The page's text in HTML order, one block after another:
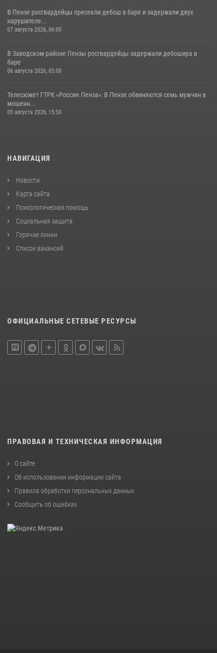
В Пензе росгвардейцы пресекли дебош в баре и задержали двух
нарушителе...
07 августа 2026, 06:00
В Заводском районе Пензы росгвардейцы задержали дебошира в
баре
06 августа 2026, 05:00
Телесюжет ГТРК «Россия.Пенза»: В Пензе обвиняются семь мужчин в
мошенн...
05 августа 2026, 15:50
НАВИГАЦИЯ
Новости
Карта сайта
Психологическая помощь
Социальная защита
Горячие линии
Список вакансий
ОФИЦИАЛЬНЫЕ СЕТЕВЫЕ РЕСУРСЫ
ПРАВОВАЯ И ТЕХНИЧЕСКАЯ ИНФОРМАЦИЯ
О сайте
Об использовании информации сайта
Правила обработки персональных данных
Сообщить об ошибках